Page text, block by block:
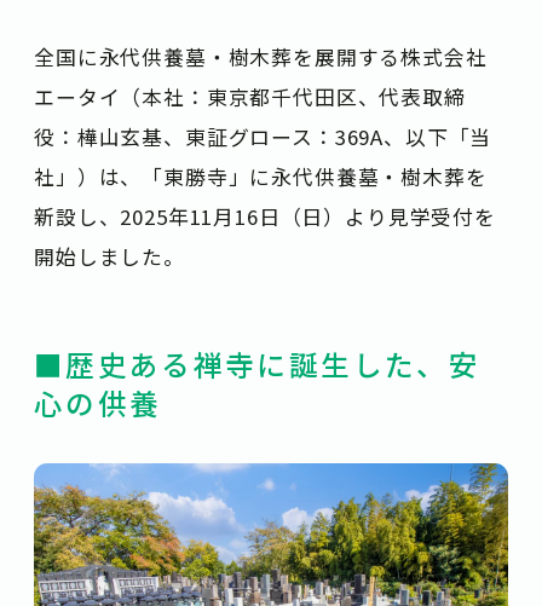
全国に永代供養墓・樹木葬を展開する株式会社
エータイ（本社：東京都千代田区、代表取締
役：樺山玄基、東証グロース：369A、以下「当
社」）は、「東勝寺」に永代供養墓・樹木葬を
新設し、2025年11月16日（日）より見学受付を
開始しました。
■歴史ある禅寺に誕生した、安
心の供養